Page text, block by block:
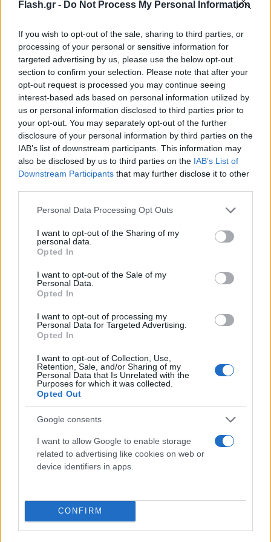
Flash.gr - Do Not Process My Personal Information
If you wish to opt-out of the sale, sharing to third parties, or
processing of your personal or sensitive information for
targeted advertising by us, please use the below opt-out
section to confirm your selection. Please note that after your
opt-out request is processed you may continue seeing
interest-based ads based on personal information utilized by
us or personal information disclosed to third parties prior to
your opt-out. You may separately opt-out of the further
disclosure of your personal information by third parties on the
IAB’s list of downstream participants. This information may
also be disclosed by us to third parties on the IAB’s List of
Downstream Participants that may further disclose it to other
Please note that this website/app uses one or more Google
not limited to your visit or usage behaviour. You may click to
grant or deny consent to Google and its third-party tags to
use your data for below specified purposes in below Google
consent section.
Personal Data Processing Opt Outs
I want to opt-out of the Sharing of my
personal data.
Opted In
I want to opt-out of the Sale of my
Personal Data.
Opted In
I want to opt-out of processing my
Personal Data for Targeted Advertising.
Opted In
I want to opt-out of Collection, Use,
Retention, Sale, and/or Sharing of my
Personal Data that Is Unrelated with the
Purposes for which it was collected.
Opted Out
Google consents
I want to allow Google to enable storage
related to advertising like cookies on web or
device identifiers in apps.
CONFIRM
Ένα από τα πιο ενδιαφέροντα ευρήματα δεν αφορά
μόνο το αμυλοειδές, αλλά τη δομή του ίδιου του
φραγμού. Μετά τη θεραπεία, οι ερευνητές
παρατήρησαν ότι τα επίπεδα του LRP1 επανήλθαν
«σήματα δυσλειτουργίας» μειώθηκαν.
Συγκεκριμένα, ενεργοποιήθηκε ένας μηχανισμός
μεταφοράς που σχετίζεται με την πρωτεΐνη
PACSIN2, ο οποίος ευνοεί τη φυσιολογική
υποδοχέων. Παράλληλα, μειώθηκαν μοριακοί
δείκτες που συνδέονται με αποικοδόμηση και
κυτταρικό στρες. Με απλά λόγια, ο φραγμός δεν
λειτούργησε απλώς καλύτερα — φαίνεται ότι
«επανήλθε» σε πιο υγιή κατάσταση.
Βελτίωση της μνήμης και μακροχρόνια
επίδραση
Το πιο εντυπωσιακό εύρημα προέκυψε από τα τεστ
θεραπεία παρουσίασαν σημαντική βελτίωση στη
μάθηση και στη μνήμη, συγκρίσιμη με υγιή ζώα.